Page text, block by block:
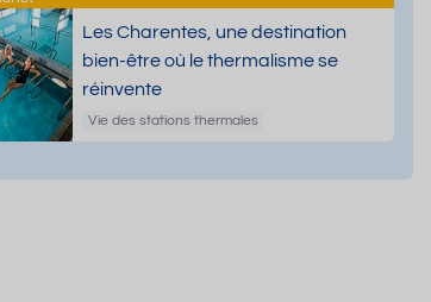
Les Charentes, une destination
bien-être où le thermalisme se
réinvente
Vie des stations thermales